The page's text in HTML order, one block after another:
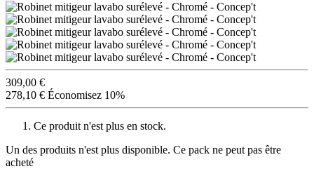
309,00 €
278,10 € Économisez 10%
Ce produit n'est plus en stock.
Un des produits n'est plus disponible. Ce pack ne peut pas être
acheté